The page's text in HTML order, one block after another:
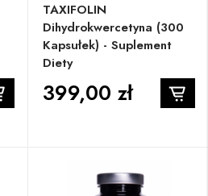
TAXIFOLIN
Dihydrokwercetyna (300
Kapsułek) - Suplement
Diety
399,00 zł